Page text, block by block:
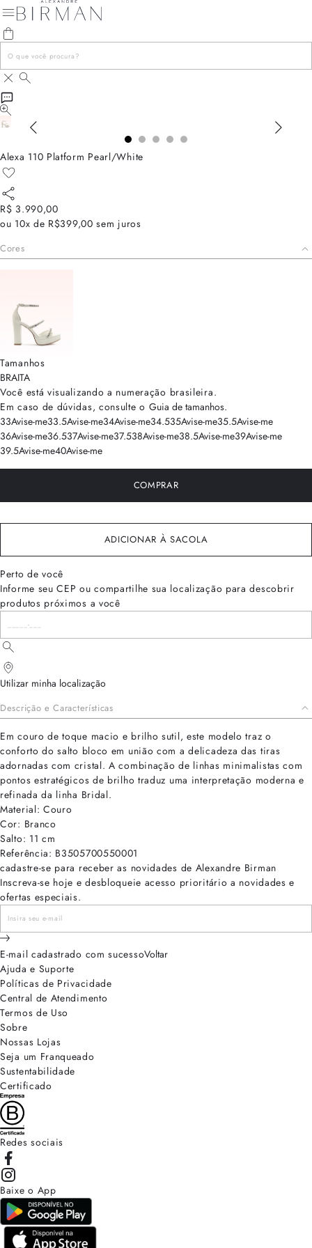
Alexa 110 Platform Pearl/White
R$ 3.990,00
ou 10x de R$399,00 sem juros
Cores
Tamanhos
BRAITA
Você está visualizando a numeração brasileira.
Em caso de dúvidas, consulte o Guia de tamanhos.
33Avise-me33.5Avise-me34Avise-me34.535Avise-me35.5Avise-me
36Avise-me36.537Avise-me37.538Avise-me38.5Avise-me39Avise-me
39.5Avise-me40Avise-me
COMPRAR
ADICIONAR À SACOLA
Perto de você
Informe seu CEP ou compartilhe sua localização para descobrir
produtos próximos a você
Utilizar minha localização
Descrição e Características
Em couro de toque macio e brilho sutil, este modelo traz o
conforto do salto bloco em união com a delicadeza das tiras
adornadas com cristal. A combinação de linhas minimalistas com
pontos estratégicos de brilho traduz uma interpretação moderna e
refinada da linha Bridal.
Material: Couro
Cor: Branco
Salto: 11 cm
Referência: B3505700550001
cadastre-se para receber as novidades de Alexandre Birman
Inscreva-se hoje e desbloqueie acesso prioritário a novidades e
ofertas especiais.
E-mail cadastrado com sucessoVoltar
Ajuda e Suporte
Políticas de Privacidade
Central de Atendimento
Termos de Uso
Sobre
Nossas Lojas
Seja um Franqueado
Sustentabilidade
Certificado
Redes sociais
Baixe o App